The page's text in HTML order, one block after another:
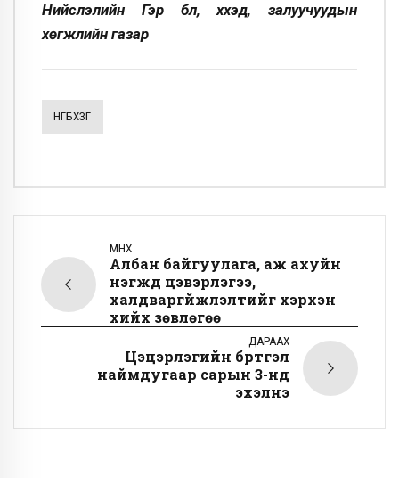
Нийслэлийн Гэр бүл, хүүхэд, залуучуудын
хөгжлийн газар
НГБХЗГ
ӨМНӨХ
Албан байгуулага, аж ахуйн
нэгжүүд цэвэрлэгээ,
халдваргүйжүүлэлтийг хэрхэн
хийх зөвлөгөө
ДАРААХ
Цэцэрлэгийн бүртгэл
наймдугаар сарын 3-нд
эхэлнэ